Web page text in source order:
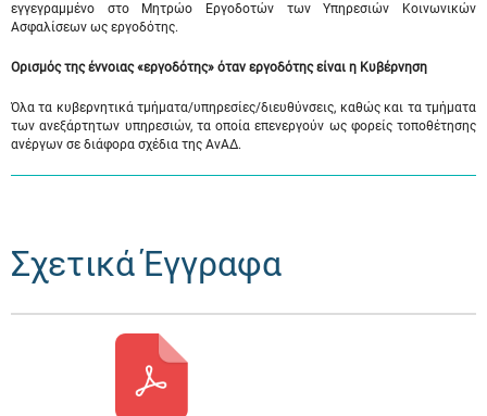
εγγεγραμμένο στο Μητρώο Εργοδοτών των Υπηρεσιών Κοινωνικών
Ασφαλίσεων ως εργοδότης.
Ορισμός της έννοιας «εργοδότης» όταν εργοδότης είναι η Κυβέρνηση
Όλα τα κυβερνητικά τμήματα/υπηρεσίες/διευθύνσεις, καθώς και τα τμήματα
των ανεξάρτητων υπηρεσιών, τα οποία επενεργούν ως φορείς τοποθέτησης
ανέργων σε διάφορα σχέδια της ΑνΑΔ.
Σχετικά Έγγραφα